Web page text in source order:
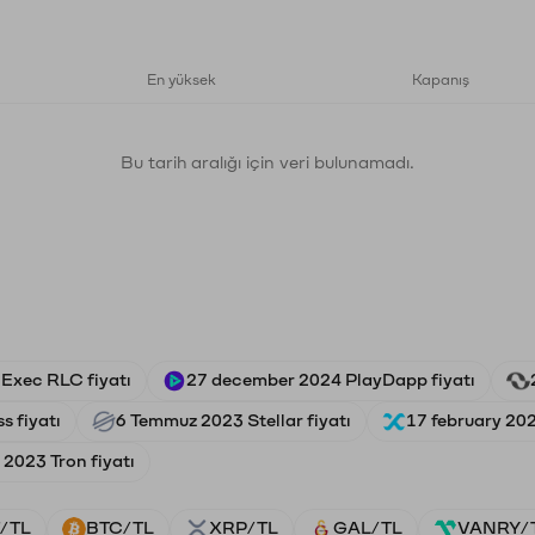
En yüksek Kapanış
Bu tarih aralığı için veri bulunamadı.
RLC fiyatı 27 december 2024 PlayDapp fiyatı
fiyatı 6 Temmuz 2023 Stellar fiyatı 17 february
Tron fiyatı
TL BTC/TL XRP/TL GAL/TL VANRY/